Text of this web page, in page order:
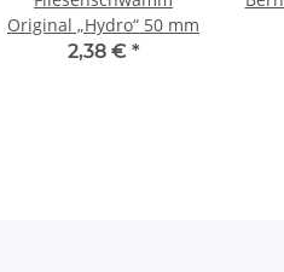
Original „Hydro“ 50 mm
2,38 € *